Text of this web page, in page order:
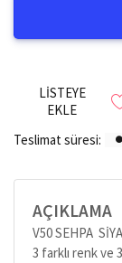
LISTEYE
EKLE
Teslimat süresi:
AÇIKLAMA
V50 SEHPA
3 farklı renk ve